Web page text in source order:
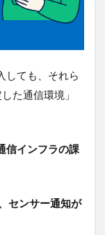
しても、それら
た通信環境」
信インフラの課
センサー通知が